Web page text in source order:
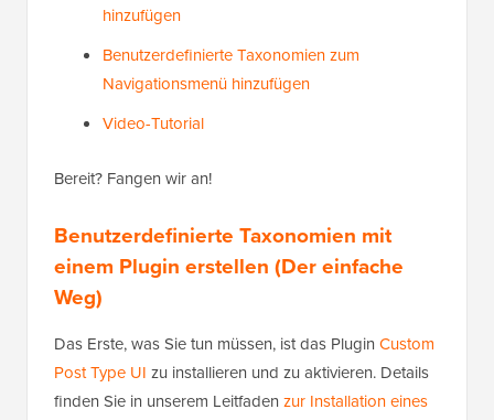
hinzufügen
Benutzerdefinierte Taxonomien zum
Navigationsmenü hinzufügen
Video-Tutorial
Bereit? Fangen wir an!
Benutzerdefinierte Taxonomien mit
einem Plugin erstellen (Der einfache
Weg)
Das Erste, was Sie tun müssen, ist das Plugin Custom
Post Type UI zu installieren und zu aktivieren. Details
finden Sie in unserem Leitfaden zur Installation eines